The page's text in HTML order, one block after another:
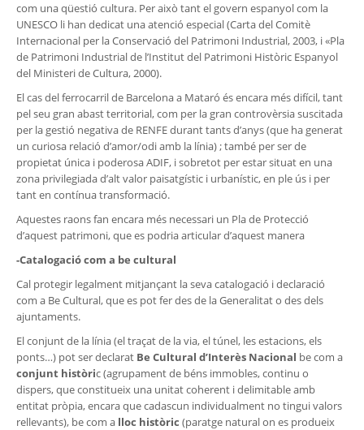
com una qüestió cultura. Per això tant el govern espanyol com la
UNESCO li han dedicat una atenció especial (Carta del Comitè
Internacional per la Conservació del Patrimoni Industrial, 2003, i «Pla
de Patrimoni Industrial de l’Institut del Patrimoni Històric Espanyol
del Ministeri de Cultura, 2000).
El cas del ferrocarril de Barcelona a Mataró és encara més difícil, tant
pel seu gran abast territorial, com per la gran controvèrsia suscitada
per la gestió negativa de RENFE durant tants d’anys (que ha generat
un curiosa relació d’amor/odi amb la línia) ; també per ser de
propietat única i poderosa ADIF, i sobretot per estar situat en una
zona privilegiada d’alt valor paisatgístic i urbanístic, en ple ús i per
tant en contínua transformació.
Aquestes raons fan encara més necessari un Pla de Protecció
d’aquest patrimoni, que es podria articular d’aquest manera
-Catalogació com a be cultural
Cal protegir legalment mitjançant la seva catalogació i declaració
com a Be Cultural, que es pot fer des de la Generalitat o des dels
ajuntaments.
El conjunt de la línia (el traçat de la via, el túnel, les estacions, els
ponts…) pot ser declarat Be Cultural d’Interès Nacional be com a
conjunt històric (agrupament de béns immobles, continu o
dispers, que constitueix una unitat coherent i delimitable amb
entitat pròpia, encara que cadascun individualment no tingui valors
rellevants), be com a lloc històric (paratge natural on es produeix